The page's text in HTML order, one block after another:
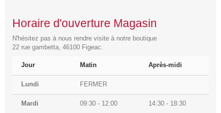
Horaire d'ouverture Magasin
N'hésitez pas à nous rendre visite à notre boutique
22 rue gambetta, 46100 Figeac.
Jour Matin Après-midi
Lundi FERMER
Mardi 09:30 - 12:00 14:30 - 18:30